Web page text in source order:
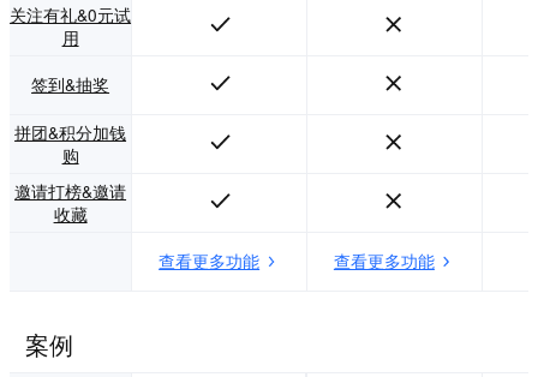
关注有礼&0元试
用
签到&抽奖
拼团&积分加钱
购
邀请打榜&邀请
收藏
查看更多功能
查看更多功能
案例